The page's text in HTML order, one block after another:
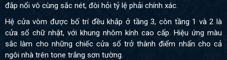
đắp nổi vô cùng sắc nét, đòi hỏi tỷ lệ phải chính xác.
Hệ cửa vòm được bố trí đều khắp ở tầng 3, còn tầng 1 và 2 là
cửa sổ chữ nhật, với khung nhôm kính cao cấp. Hiệu ứng màu
sắc làm cho những chiếc cửa sổ trở thành điểm nhấn cho cả
ngôi nhà trên tone trắng sơn tường.